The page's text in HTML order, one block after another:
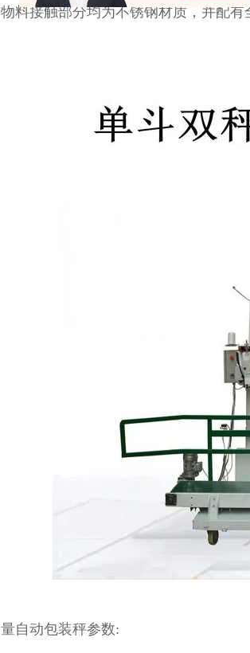
接触部分均为不锈钢材质，并配有
自动包装秤参数: